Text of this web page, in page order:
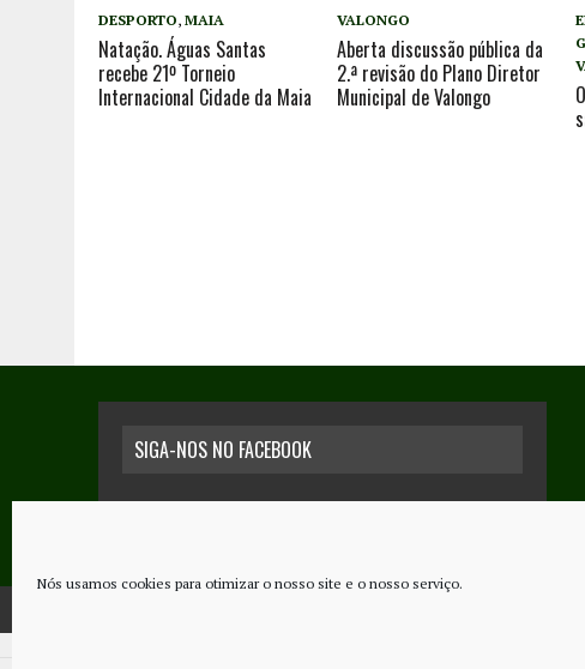
Nós usamos cookies para otimizar o nosso site e o nosso serviço.
DESPORTO, MAIA
Natação. Águas Santas
recebe 21º Torneio
Internacional Cidade da Maia
VALONGO
Aberta discussão pública da
2.ª revisão do Plano Diretor
Municipal de Valongo
SIGA-NOS NO FACEBOOK